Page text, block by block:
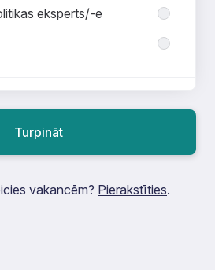
eksperts/-e
komunikācija
Turpināt
vakancēm? Pierakstīties.